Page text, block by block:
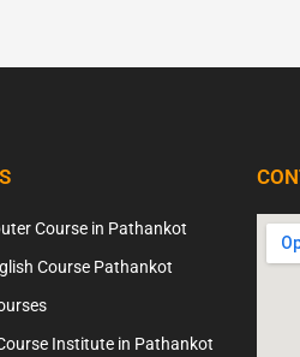
Course in Pathankot
Course Pathankot
Institute in Pathankot